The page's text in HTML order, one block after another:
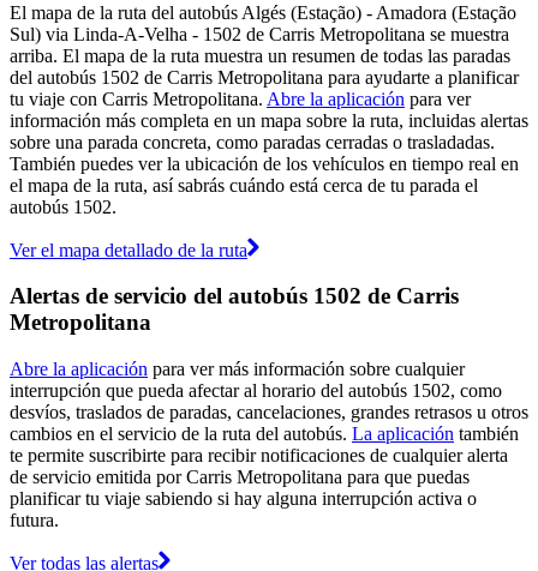
El mapa de la ruta del autobús Algés (Estação) - Amadora (Estação
Sul) via Linda-A-Velha - 1502 de Carris Metropolitana se muestra
arriba. El mapa de la ruta muestra un resumen de todas las paradas
del autobús 1502 de Carris Metropolitana para ayudarte a planificar
tu viaje con Carris Metropolitana. Abre la aplicación para ver
información más completa en un mapa sobre la ruta, incluidas alertas
sobre una parada concreta, como paradas cerradas o trasladadas.
También puedes ver la ubicación de los vehículos en tiempo real en
el mapa de la ruta, así sabrás cuándo está cerca de tu parada el
autobús 1502.
Ver el mapa detallado de la ruta
Alertas de servicio del autobús 1502 de Carris
Metropolitana
Abre la aplicación para ver más información sobre cualquier
interrupción que pueda afectar al horario del autobús 1502, como
desvíos, traslados de paradas, cancelaciones, grandes retrasos u otros
cambios en el servicio de la ruta del autobús. La aplicación también
te permite suscribirte para recibir notificaciones de cualquier alerta
de servicio emitida por Carris Metropolitana para que puedas
planificar tu viaje sabiendo si hay alguna interrupción activa o
futura.
Ver todas las alertas